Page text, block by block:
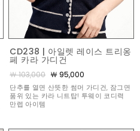
CD238 | 아일렛 레이스 트리옹
페 카라 가디건
￦ 103,000 ￦ 95,000
단추를 열면 산뜻한 썸머 가디건, 잠그면
품위 있는 카라 니트탑! 투웨이 코디력
만렙 아이템